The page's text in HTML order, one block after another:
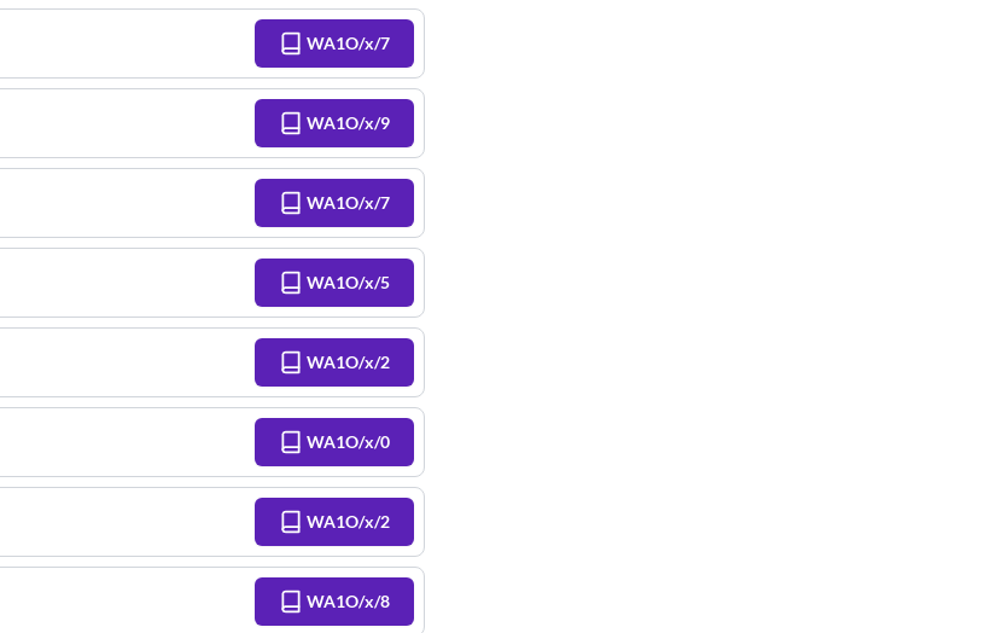
WA1O/x/7
WA1O/x/9
WA1O/x/7
WA1O/x/5
WA1O/x/2
WA1O/x/0
WA1O/x/2
WA1O/x/8